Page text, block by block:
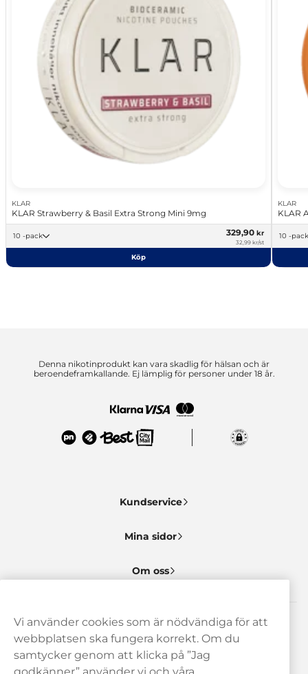
KLAR
KLAR Strawberry & Basil Extra Strong Mini 9mg
10 -pack 329,90 kr
32,99 kr/st
Köp
KLAR
KLAR
10 -pack
Denna nikotinprodukt kan vara skadlig för hälsan och är
beroendeframkallande. Ej lämplig för personer under 18 år.
Behöver du hjälp? Kontakta oss gärna!
hej@haypp.com
Kundservice
Mina sidor
Om oss
Vi använder cookies som är nödvändiga för att
webbplatsen ska fungera korrekt. Om du
samtycker genom att klicka på ”Jag